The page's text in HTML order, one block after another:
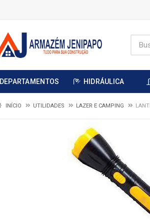
DEPARTAMENTOS HIDRÁULICA
INÍCIO UTILIDADES LAZER E CAMPING